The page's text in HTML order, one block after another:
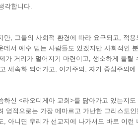
각합니다.
만, 그들의 사회적 환경에 따라 요구되고, 적
데서 예수 믿는 사람들도 있겠지만 사회적인
가 거리가 멀어지기 마련이고, 생소하게 들
세속화 되어가고, 이기주의, 자기 중심주의
하신 <라오디게아 교회>를 닮아가고 있는지
영적으로는 가장 메마르고 가난한 그리스도
, 아니면 우리가 선교지에 나가서도 바로 이